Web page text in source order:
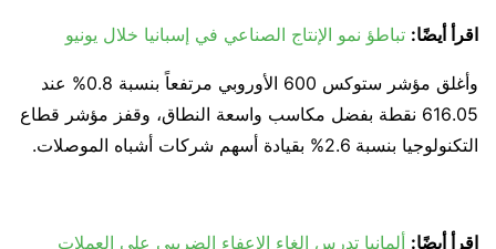
اقرأ أيضًا: تباطؤ نمو الإنتاج الصناعي في إسبانيا خلال يونيو
وأغلق مؤشر ستوكس 600 الأوروبي مرتفعاً بنسبة 0.8% عند
616.05 نقطة بفضل مكاسب واسعة النطاق، وقفز مؤشر قطاع
التكنولوجيا بنسبة 2.6% بقيادة أسهم شركات أشباه الموصلات.
اقرأ أيضًا: ألمانيا تدرس إلغاء الإعفاء الضريبي على العملات